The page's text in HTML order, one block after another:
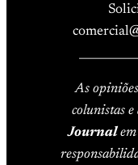
As
colunistas
Journal